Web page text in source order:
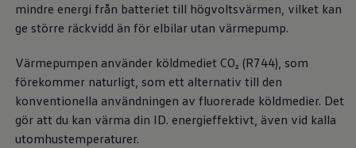
Reseförsäkring
Viktig kundinformation
Varnings- och kontrollampor
Återkallelser
2G/3G-nätet stängs ned – hur påverkas min
Dieselfrågan
Mjukvaruuppdatering för förbränningsbilar
Hitta serviceverkstad
myVolkswagen
mindre energi från batteriet till högvoltsvärmen, vilket kan
ge större räckvidd än för elbilar utan värmepump.
Värmepumpen använder köldmediet CO₂ (R744), som
förekommer naturligt, som ett alternativ till den
konventionella användningen av fluorerade köldmedier. Det
gör att du kan värma din ID. energieffektivt, även vid kalla
utomhustemperaturer.